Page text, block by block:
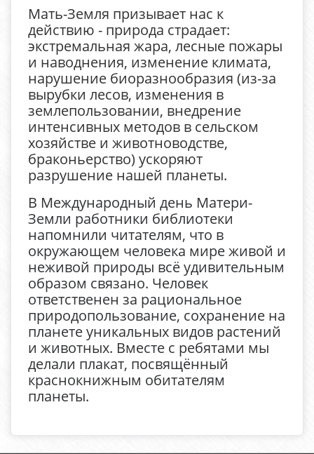
Мать-Земля призывает нас к
действию - природа страдает:
экстремальная жара, лесные пожары
и наводнения, изменение климата,
нарушение биоразнообразия (из-за
вырубки лесов, изменения в
землепользовании, внедрение
интенсивных методов в сельском
хозяйстве и животноводстве,
браконьерство) ускоряют
разрушение нашей планеты.
В Международный день Матери-
Земли работники библиотеки
напомнили читателям, что в
окружающем человека мире живой и
неживой природы всё удивительным
образом связано. Человек
ответственен за рациональное
природопользование, сохранение на
планете уникальных видов растений
и животных. Вместе с ребятами мы
делали плакат, посвящённый
краснокнижным обитателям
планеты.